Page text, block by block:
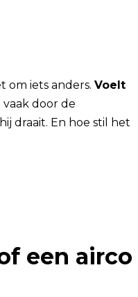
om iets anders. Voelt
door de
draait. En hoe stil het
een airco